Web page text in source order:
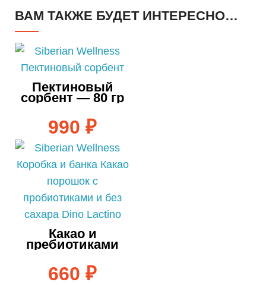
ВАМ ТАКЖЕ БУДЕТ ИНТЕРЕСНО…
Пектиновый
сорбент — 80 гр
990 ₽
Какао и
пребиотиками
Dino Lactino — 80
г
660 ₽